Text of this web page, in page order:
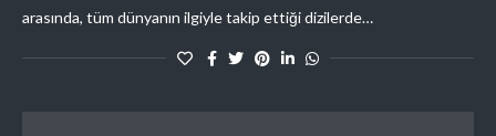
arasında, tüm dünyanın ilgiyle takip ettiği dizilerde…